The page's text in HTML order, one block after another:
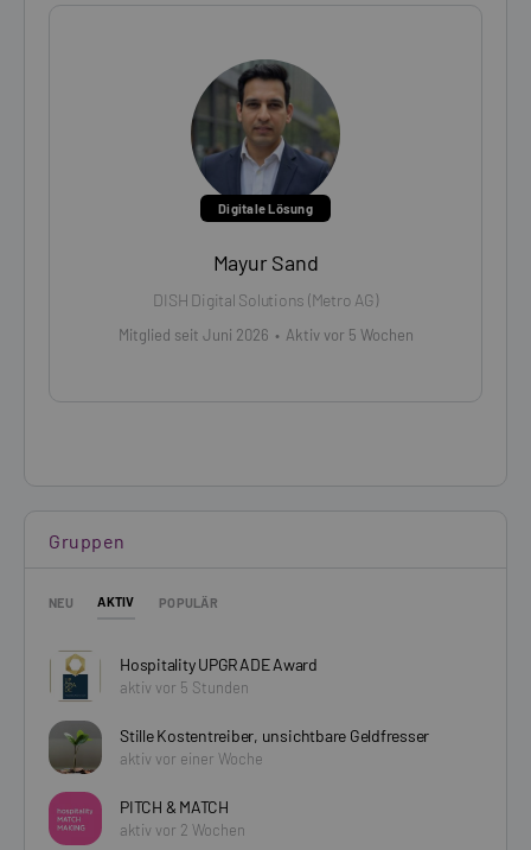
Digitale Lösung
Mayur Sand
DISH Digital Solutions (Metro AG)
Mitglied seit Juni 2026 • Aktiv vor 5 Wochen
Gruppen
NEU AKTIV POPULÄR
Hospitality UPGRADE Award
aktiv vor 5 Stunden
Stille Kostentreiber, unsichtbare Geldfresser
aktiv vor einer Woche
PITCH & MATCH
aktiv vor 2 Wochen